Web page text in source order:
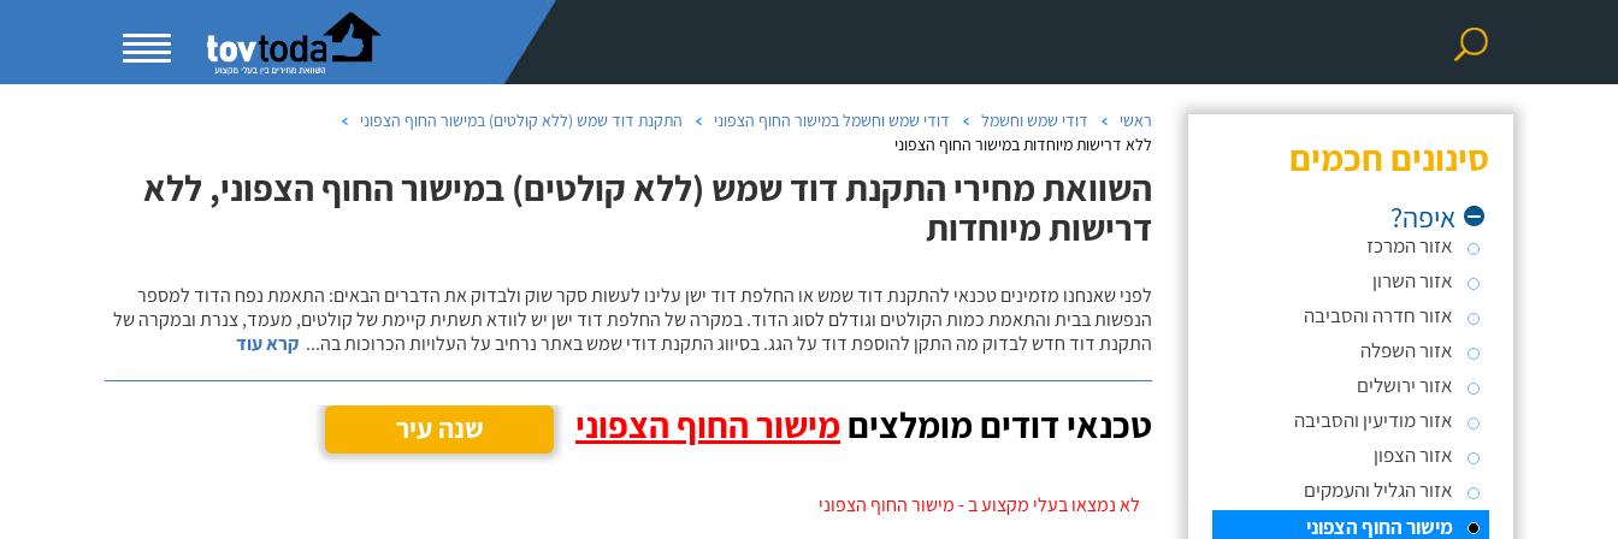
סינונים חכמים
איפה?
אזור המרכז
אזור השרון
אזור חדרה והסביבה
אזור השפלה
אזור ירושלים
אזור מודיעין והסביבה
אזור הצפון
אזור הגליל והעמקים
מישור החוף הצפוני
ראשי דודי שמש וחשמל דודי שמש וחשמל במישור החוף הצפוני
התקנת דוד שמש (ללא קולטים) במישור החוף הצפוני
ללא דרישות מיוחדות במישור החוף הצפוני
השוואת מחירי התקנת דוד שמש (ללא קולטים) במישור החוף הצפוני, ללא
דרישות מיוחדות
לפני שאנחנו מזמינים טכנאי להתקנת דוד שמש או החלפת דוד ישן עלינו לעשות סקר שוק ולבדוק את הדברים הבאים: התאמת נפח הדוד למספר
הנפשות בבית והתאמת כמות הקולטים וגודלם לסוג הדוד. במקרה של החלפת דוד ישן יש לוודא תשתית קיימת של קולטים, מעמד, צנרת ובמקרה של
התקנת דוד חדש לבדוק מה התקן להוספת דוד על הגג. בסיווג התקנת דודי שמש באתר נרחיב על העלויות הכרוכות בה... קרא עוד
טכנאי דודים מומלצים מישור החוף הצפוני שנה עיר
לא נמצאו בעלי מקצוע ב - מישור החוף הצפוני